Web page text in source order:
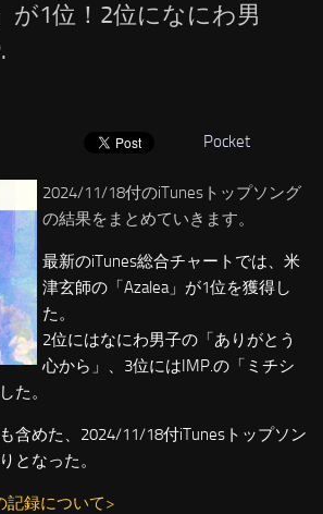
が1位！2位になにわ男
Pocket
2024/11/18付のiTunesトップソング
の結果をまとめていきます。
最新のiTunes総合チャートでは、米
津玄師の「Azalea」が1位を獲得し
た。
2位にはなにわ男子の「ありがとう
心から」、3位にはIMP.の「ミチシ
た。
含めた、2024/11/18付iTunesトップソン
となった。
記録について>